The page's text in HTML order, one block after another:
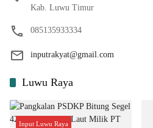
Kab. Luwu Timur
085135933334
inputrakyat@gmail.com
Luwu Raya
Input Luwu Raya